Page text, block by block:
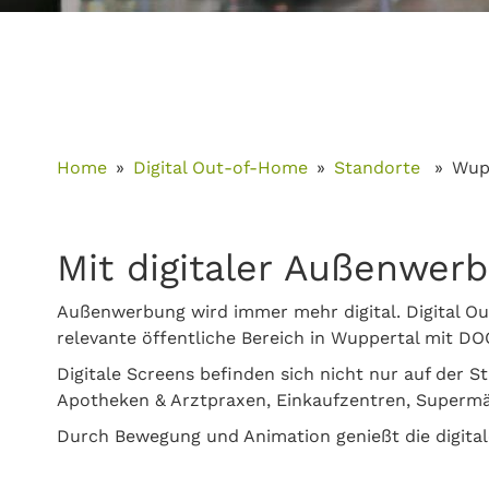
Home Digital Out-of-Home Standorte
Mit digitaler
Außenwerbung wird immer mehr digital. Digital
relevante öffentliche Bereich in Wuppertal mit
Digitale Screens befinden sich nicht nur auf der
Apotheken & Arztpraxen, Einkaufzentren,
Durch Bewegung und Animation genießt die